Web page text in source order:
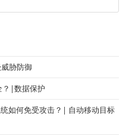
胁防御
？|数据保护
如何免受攻击？| 自动移动目标